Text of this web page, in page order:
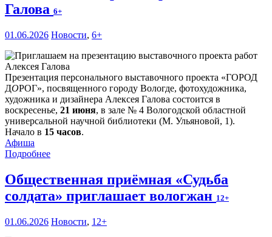
Галова 6+
01.06.2026 Новости, 6+
Презентация персонального выставочного проекта «ГОРОД
ДОРОГ», посвященного городу Вологде, фотохудожника,
художника и дизайнера Алексея Галова состоится в
воскресенье, 21 июня, в зале № 4 Вологодской областной
универсальной научной библиотеки (М. Ульяновой, 1).
Начало в 15 часов.
Афиша
Подробнее
Общественная приёмная «Судьба
солдата» приглашает вологжан 12+
01.06.2026 Новости, 12+